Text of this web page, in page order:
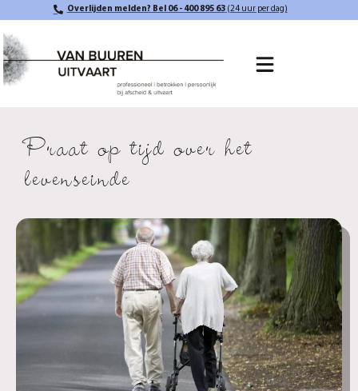
Overlijden melden? Bel 06 - 400 895 63(24 uur per dag)
Praat op tijd over het
levenseinde